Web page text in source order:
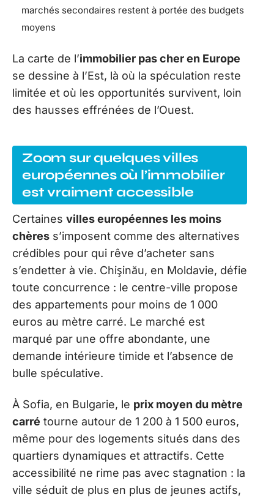
marchés secondaires restent à portée des budgets
moyens
La carte de l’immobilier pas cher en Europe
se dessine à l’Est, là où la spéculation reste
limitée et où les opportunités survivent, loin
des hausses effrénées de l’Ouest.
Zoom sur quelques villes
européennes où l’immobilier
est vraiment accessible
Certaines villes européennes les moins
chères s’imposent comme des alternatives
crédibles pour qui rêve d’acheter sans
s’endetter à vie. Chişinău, en Moldavie, défie
toute concurrence : le centre-ville propose
des appartements pour moins de 1 000
euros au mètre carré. Le marché est
marqué par une offre abondante, une
demande intérieure timide et l’absence de
bulle spéculative.
À Sofia, en Bulgarie, le prix moyen du mètre
carré tourne autour de 1 200 à 1 500 euros,
même pour des logements situés dans des
quartiers dynamiques et attractifs. Cette
accessibilité ne rime pas avec stagnation : la
ville séduit de plus en plus de jeunes actifs,